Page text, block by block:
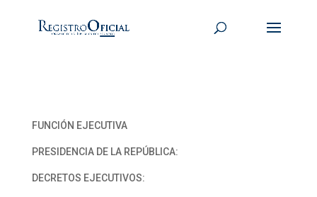
FUNCIÓN EJECUTIVA
PRESIDENCIA DE LA REPÚBLICA:
DECRETOS EJECUTIVOS: